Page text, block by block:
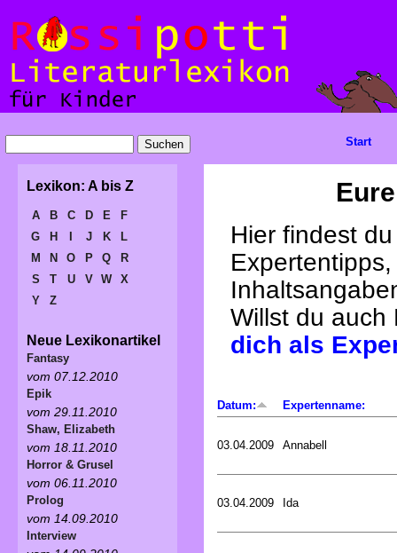
Hier findest
Willst du
dich als
Datum: Expertenname:
03.04.2009 Annabell
03.04.2009 Ida
Start
Lexikon: A bis Z
A B C D E
F
G
H J K
L
M
N O P Q
R
S
T U V W
X
Y
Z
Neue Lexikonartikel
Fantasy
vom 07.12.2010
Epik
vom 29.11.2010
Shaw, Elizabeth
vom 18.11.2010
Horror & Grusel
vom 06.11.2010
Prolog
vom 14.09.2010
Interview